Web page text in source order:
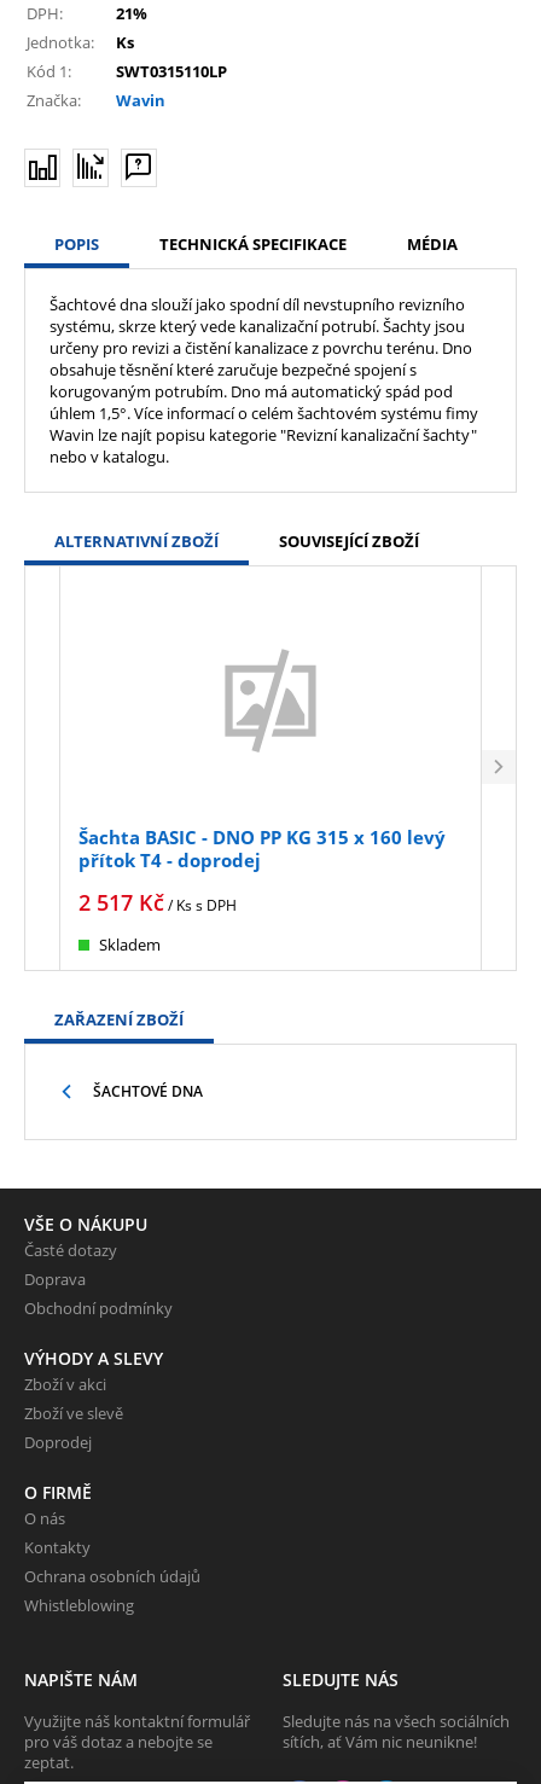
DPH:
21%
Jednotka:
Ks
Kód 1:
SWT0315110LP
Značka:
Wavin
POPIS TECHNICKÁ SPECIFIKACE MÉDIA
Šachtové dna slouží jako spodní díl nevstupního revizního
systému, skrze který vede kanalizační potrubí. Šachty jsou
určeny pro revizi a čistění kanalizace z povrchu terénu. Dno
obsahuje těsnění které zaručuje bezpečné spojení s
korugovaným potrubím. Dno má automatický spád pod
úhlem 1,5°. Více informací o celém šachtovém systému fimy
Wavin lze najít popisu kategorie "Revizní kanalizační šachty"
nebo v katalogu.
ALTERNATIVNÍ ZBOŽÍ SOUVISEJÍCÍ ZBOŽÍ
Šachta BASIC - DNO PP KG 315 x 160 levý
přítok T4 - doprodej
2 517 Kč/ Kss DPH
Skladem
ZAŘAZENÍ ZBOŽÍ
ŠACHTOVÉ DNA
VŠE O NÁKUPU
Časté dotazy
Doprava
Obchodní podmínky
VÝHODY A SLEVY
Zboží v akci
Zboží ve slevě
Doprodej
O FIRMĚ
O nás
Kontakty
Ochrana osobních údajů
Whistleblowing
NAPIŠTE NÁM
Využijte náš kontaktní formulář
pro váš dotaz a nebojte se
zeptat.
SLEDUJTE NÁS
Sledujte nás na všech sociálních
sítích, ať Vám nic neunikne!